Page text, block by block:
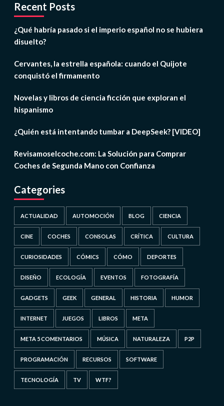
Recent Posts
¿Qué habría pasado si el imperio español no se hubiera
disuelto?
Cervantes, la estrella española: cuando el Quijote
conquistó el firmamento
Novelas y libros de ciencia ficción que exploran el
hispanismo
¿Quién está intentando tumbar a DeepSeek? [VIDEO]
Revisamoselcoche.com: La Solución para Comprar
Coches de Segunda Mano con Confianza
Categories
ACTUALIDAD AUTOMOCIÓN BLOG CIENCIA
CINE COCHES CONSOLAS CRÍTICA CULTURA
CURIOSIDADES CÓMICS CÓMO DEPORTES
DISEÑO ECOLOGÍA EVENTOS FOTOGRAFÍA
GADGETS GEEK GENERAL HISTORIA HUMOR
INTERNET JUEGOS LIBROS META
META 5 COMENTARIOS MÚSICA NATURALEZA P2P
PROGRAMACIÓN RECURSOS SOFTWARE
TECNOLOGÍA TV WTF?